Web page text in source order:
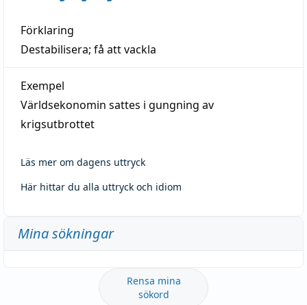
Förklaring
Destabilisera; få att vackla
Exempel
Världsekonomin sattes i gungning av
krigsutbrottet
Läs mer om dagens uttryck
Här hittar du alla uttryck och idiom
Mina sökningar
Rensa mina
sökord